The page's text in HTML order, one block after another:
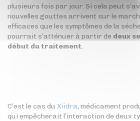
plusieurs fois par jour. Si cela peut
nouvelles gouttes arrivent sur le
efficaces que les symptômes de la
pourrait s’atténuer à partir de deux
début du traitement.
C’est le cas du Xiidra, médicament
qui empêcherait l’interaction de deux